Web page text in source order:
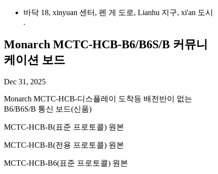
바닥 18, xinyuan 센터, 펜 게 도로, Lianhu 지구, xi'an 도시
.
Monarch MCTC-HCB-B6/B6S/B 커뮤니
케이션 보드
Dec 31, 2025
Monarch MCTC-HCB-디스플레이 도착등 배전반이 없는
B6/B6S/B 통신 보드(신품)
MCTC-HCB-B(표준 프로토콜) 원본
MCTC-HCB-B(전용 프로토콜) 원본
MCTC-HCB-B6(표준 프로토콜) 원본